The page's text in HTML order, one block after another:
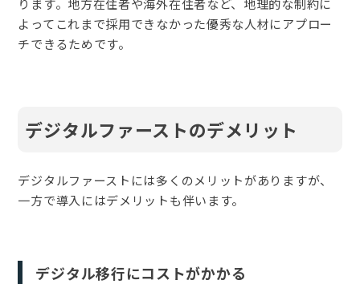
ります。地方在住者や海外在住者など、地理的な制約に
よってこれまで採用できなかった優秀な人材にアプロー
チできるためです。
デジタルファーストのデメリット
デジタルファーストには多くのメリットがありますが、
一方で導入にはデメリットも伴います。
デジタル移行にコストがかかる